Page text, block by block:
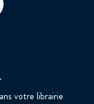
votre librairie